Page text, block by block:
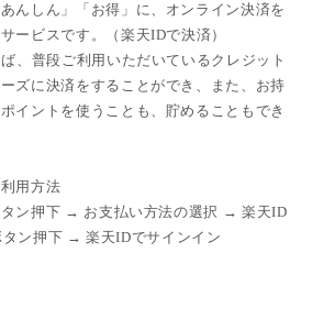
んしん」「お得」に、オンライン決済を
ービスです。（楽天IDで決済）
、普段ご利用いただいているクレジット
ズに決済をすることができ、また、お持
イントを使うことも、貯めることもでき
用方法
ン押下 → お支払い方法の選択 → 楽天ID
ン押下 → 楽天IDでサインイン